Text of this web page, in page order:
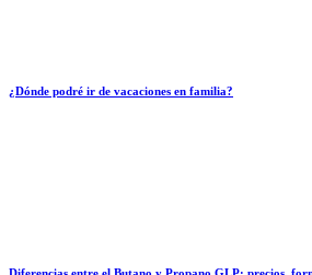
¿Dónde podré ir de vacaciones en familia?